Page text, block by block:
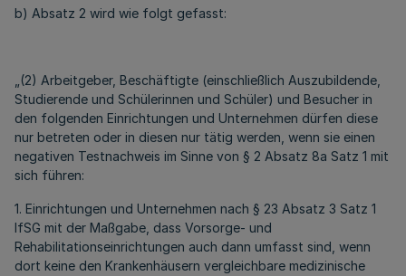
b) Absatz 2 wird wie folgt gefasst:
„(2) Arbeitgeber, Beschäftigte (einschließlich Auszubildende,
Studierende und Schülerinnen und Schüler) und Besucher in
den folgenden Einrichtungen und Unternehmen dürfen diese
nur betreten oder in diesen nur tätig werden, wenn sie einen
negativen Testnachweis im Sinne von § 2 Absatz 8a Satz 1 mit
sich führen:
1. Einrichtungen und Unternehmen nach § 23 Absatz 3 Satz 1
IfSG mit der Maßgabe, dass Vorsorge- und
Rehabilitationseinrichtungen auch dann umfasst sind, wenn
dort keine den Krankenhäusern vergleichbare medizinische